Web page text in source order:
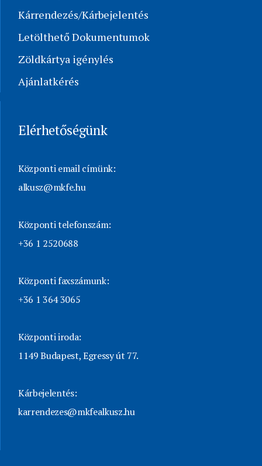
Kárrendezés/Kárbejelentés
Letölthető Dokumentumok
Zöldkártya igénylés
Ajánlatkérés
Elérhetőségünk
Központi email címünk:
alkusz@mkfe.hu
Központi telefonszám:
+36 1 2520688
Központi faxszámunk:
+36 1 364 3065
Központi iroda:
1149 Budapest, Egressy út 77.
Kárbejelentés:
karrendezes@mkfealkusz.hu